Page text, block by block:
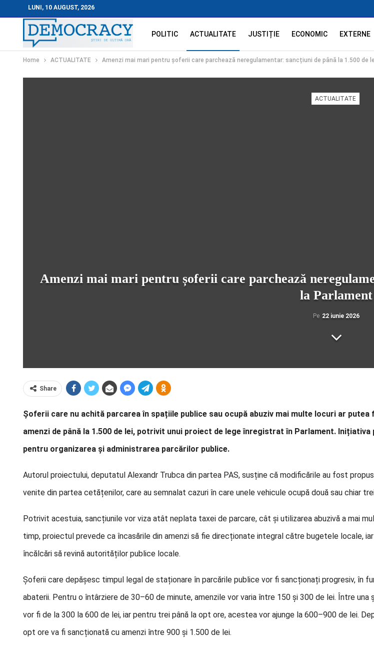
LUNI, 10 AUGUST, 2026
POLITIC ACTUALITATE JUSTIȚIE ECONOMIC EXTERNE
Home ACTUALITATE Amenzi mai mari pentru șoferii care parchează neregulamentar: sancțiuni de până la 1.500 de
ACTUALITATE
Amenzi mai mari pentru șoferii care parchează
la Parlament
Pe 22 iunie 2026
Share
Șoferii care nu achită parcarea în spațiile publice sau ocupă abuziv mai multe locuri ar
amenzi de până la 1.500 de lei, potrivit unui proiect de lege înregistrat în Parlament. Inițiativa
pentru organizarea și administrarea parcărilor publice.
Autorul proiectului, deputatul Alexandr Trubca din partea PAS, susține că modificările au fost
venite din partea cetățenilor, care au semnalat cazuri în care unele vehicule ocupă două sau chiar
Potrivit acestuia, sancțiunile vor viza atât neplata taxei de parcare, cât și utilizarea abuzivă a mai
timp, proiectul prevede ca încasările din amenzi să fie direcționate integral către bugetele locale,
încălcări să revină autorităților publice locale.
Șoferii care depășesc timpul legal de staționare în parcările publice vor fi sancționați progresiv, în
abaterii. Pentru o întârziere de 30–60 de minute, amenzile vor varia între 150 și 300 de lei. Între una
vor fi de la 300 la 600 de lei, iar pentru trei până la opt ore, acestea vor ajunge la 600–900 de lei.
opt ore va fi sancționată cu amenzi între 900 și 1.500 de lei.